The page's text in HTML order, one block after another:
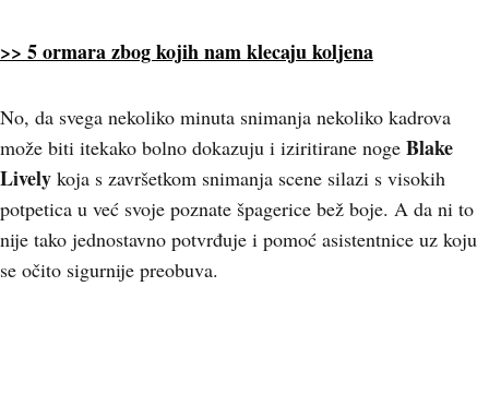
>> 5 ormara zbog kojih nam klecaju koljena
No, da svega nekoliko minuta snimanja nekoliko kadrova
može biti itekako bolno dokazuju i iziritirane noge Blake
Lively koja s završetkom snimanja scene silazi s visokih
potpetica u već svoje poznate špagerice bež boje. A da ni to
nije tako jednostavno potvrđuje i pomoć asistentnice uz koju
se očito sigurnije preobuva.